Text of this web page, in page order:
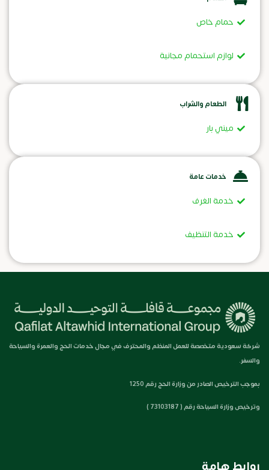
حمام خاص
لوازم استحمام مجانية
الطعام والشراب
ميني بار
خدمات عامة
خدمة الغرف
خدمة التنظيف
شركة سعودية متخصصة للعمل المنظم والمحترف في مجال خدمات الحج والعمرة والسياحة
والسفر.
بموجب الترخيص الصادر من وزارة الحج رقم 1250
وترخيص وزارة السياحة رقم ( 73103187 )
روابط هامة